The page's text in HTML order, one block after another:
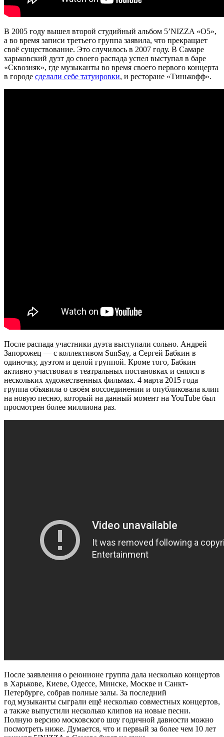
В 2005 году вышел второй студийный альбом 5’NIZZA «О5»,
а во время записи третьего группа заявила, что прекращает
своё существование. Это случилось в 2007 году. В Самаре
харьковский дуэт до своего распада успел выступал в баре
«Сквозняк», где музыканты во время своего первого концерта
в городе сделали себе татуировки, и ресторане «Тинькофф».
После распада участники дуэта выступали сольно. Андрей
Запорожец — с коллективом SunSay, а Сергей Бабкин в
одиночку, дуэтом и целой группой. Кроме того, Бабкин
активно участвовал в театральных постановках и снялся в
нескольких художественных фильмах. 4 марта 2015 года
группа объявила о своём воссоединении и опубликовала клип
на новую песню, который на данный момент на YouTube был
просмотрен более миллиона раз.
После заявления о реюнионе группа дала несколько концертов
в Харькове, Киеве, Одессе, Минске, Москве и Санкт-
Петербурге, собрав полные залы. За последний
год музыканты сыграли ещё несколько совместных концертов,
а также выпустили несколько клипов на новые песни.
Полную версию московского шоу годичной давности можно
посмотреть ниже. Думается, что и первый за более чем 10 лет